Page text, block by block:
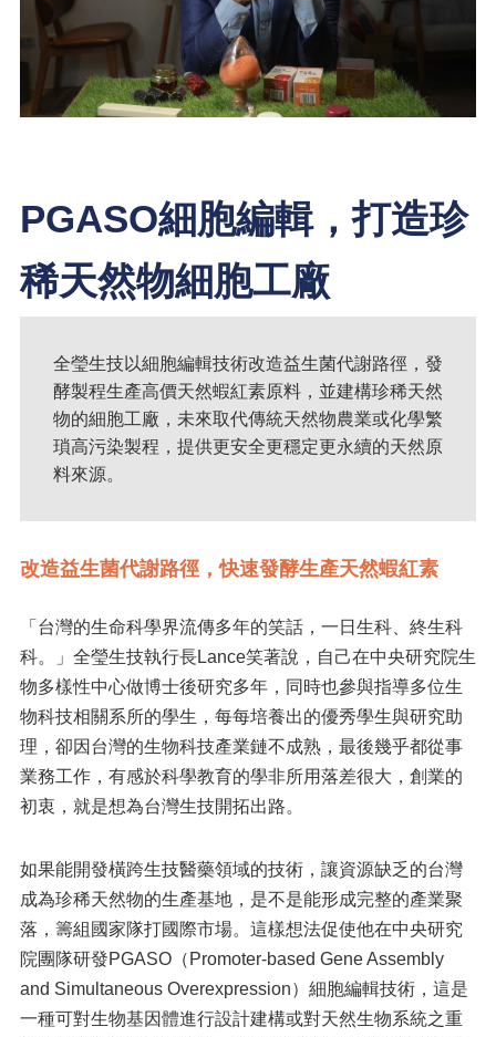
PGASO細胞編輯，打造珍
稀天然物細胞工廠
全瑩生技以細胞編輯技術改造益生菌代謝路徑，發
酵製程生產高價天然蝦紅素原料，並建構珍稀天然
物的細胞工廠，未來取代傳統天然物農業或化學繁
瑣高污染製程，提供更安全更穩定更永續的天然原
料來源。
改造益生菌代謝路徑，快速發酵生產天然蝦紅素
「台灣的生命科學界流傳多年的笑話，一日生科、終生科
科。」全瑩生技執行長Lance笑著說，自己在中央研究院生
物多樣性中心做博士後研究多年，同時也參與指導多位生
物科技相關系所的學生，每每培養出的優秀學生與研究助
理，卻因台灣的生物科技產業鏈不成熟，最後幾乎都從事
業務工作，有感於科學教育的學非所用落差很大，創業的
初衷，就是想為台灣生技開拓出路。
如果能開發橫跨生技醫藥領域的技術，讓資源缺乏的台灣
成為珍稀天然物的生產基地，是不是能形成完整的產業聚
落，籌組國家隊打國際市場。這樣想法促使他在中央研究
院團隊研發PGASO（Promoter-based Gene Assembly
and Simultaneous Overexpression）細胞編輯技術，這是
一種可對生物基因體進行設計建構或對天然生物系統之重